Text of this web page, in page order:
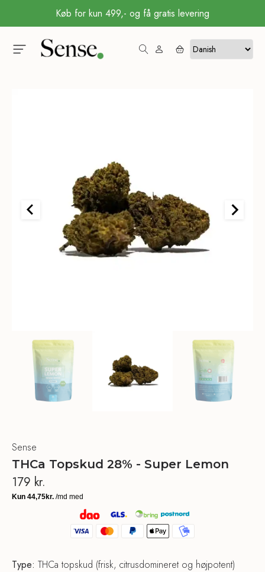
Køb for kun 499,- og få gratis levering
Sense
THCa Topskud 28% - Super Lemon
179 kr.
Type: THCa topskud (frisk, citrusdomineret og højpotent)